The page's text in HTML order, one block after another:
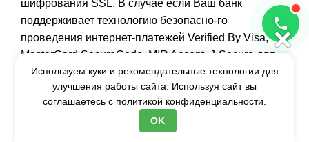
шифрования SSL. В случае если Ваш банк
поддерживает технологию безопасно-го
проведения интернет-платежей Verified By Visa,
MasterCard SecureCode, MIR Accept, J-Secure для
проведения платежа также может потребоваться
ввод специального пароля.
Настоящий сайт поддерживает 256-битное
×
Используем куки и рекомендательные технологии для
улучшения работы сайта. Используя сайт вы
соглашаетесь с политикой конфиденциальности.
OK